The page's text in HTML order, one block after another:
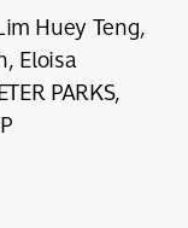
Huey Teng,
Eloisa
PARKS,